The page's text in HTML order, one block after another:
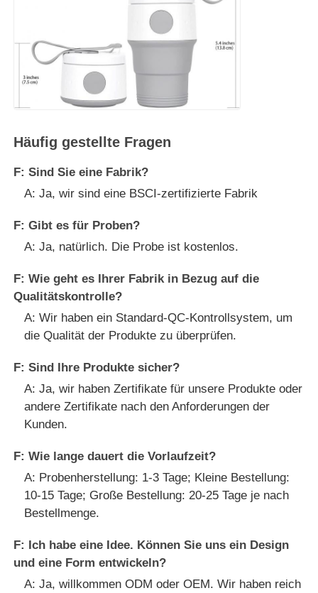
Häufig gestellte Fragen
F: Sind Sie eine Fabrik?
A: Ja, wir sind eine BSCI-zertifizierte Fabrik
F: Gibt es für Proben?
A: Ja, natürlich. Die Probe ist kostenlos.
F: Wie geht es Ihrer Fabrik in Bezug auf die
Qualitätskontrolle?
A: Wir haben ein Standard-QC-Kontrollsystem, um
die Qualität der Produkte zu überprüfen.
F: Sind Ihre Produkte sicher?
A: Ja, wir haben Zertifikate für unsere Produkte oder
andere Zertifikate nach den Anforderungen der
Kunden.
F: Wie lange dauert die Vorlaufzeit?
A: Probenherstellung: 1-3 Tage; Kleine Bestellung:
10-15 Tage; Große Bestellung: 20-25 Tage je nach
Bestellmenge.
F: Ich habe eine Idee. Können Sie uns ein Design
und eine Form entwickeln?
A: Ja, willkommen ODM oder OEM. Wir haben reich